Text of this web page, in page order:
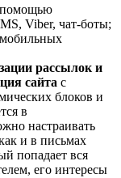
Viber, чат-боты;
рассылок и
сайта с
блоков и
в
настраивать
и в письмах
попадает вся
его интересы